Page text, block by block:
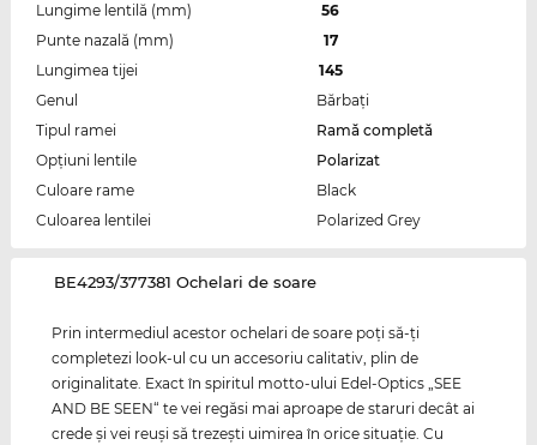
Lungime lentilă (mm)
56
Punte nazală (mm)
17
Lungimea tijei
145
Genul
Bărbaţi
Tipul ramei
Ramă completă
Opțiuni lentile
Polarizat
Culoare rame
Black
Culoarea lentilei
Polarized Grey
‌BE4293/377381 Ochelari de soare
Prin intermediul acestor ochelari de soare poţi să-ţi
completezi look-ul cu un accesoriu calitativ, plin de
originalitate. Exact în spiritul motto-ului Edel-Optics „SEE
AND BE SEEN“ te vei regăsi mai aproape de staruri decât ai
crede şi vei reuşi să trezeşti uimirea în orice situaţie. Cu